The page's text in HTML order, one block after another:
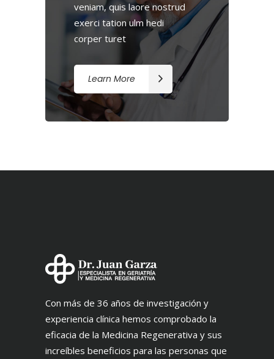
veniam, quis laore nostrud
exerci tation ulm hedi
corper turet
Learn More
Con más de 36 años de investigación y
experiencia clínica hemos comprobado la
eficacia de la Medicina Regenerativa y sus
increíbles beneficios para las personas que